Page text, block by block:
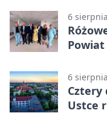
6
6
Cztery
Ustce